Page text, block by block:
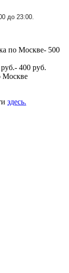
до 23:00.
по Москве- 500
400 руб.
Москве
здесь.